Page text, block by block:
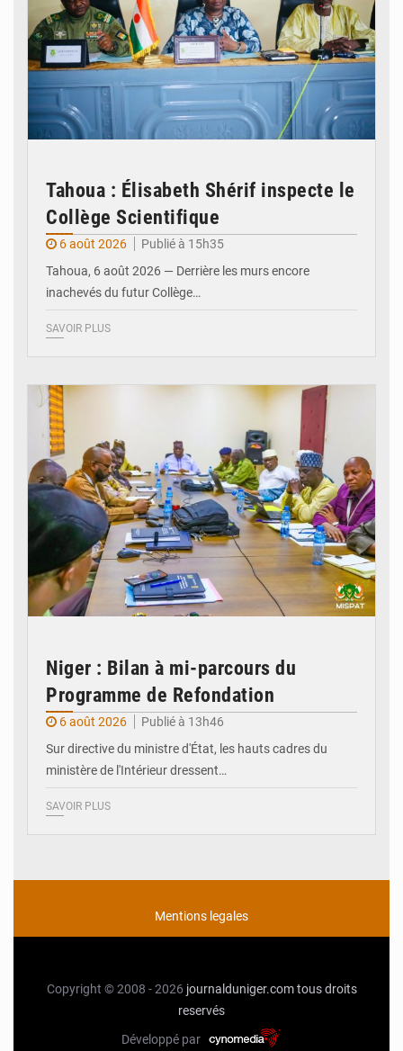
Tahoua : Élisabeth Shérif inspecte le
Collège Scientifique
6 août 2026
Publié à 15h35
Tahoua, 6 août 2026 — Derrière les murs encore
inachevés du futur Collège…
SAVOIR PLUS
Niger : Bilan à mi-parcours du
Programme de Refondation
6 août 2026
Publié à 13h46
Sur directive du ministre d'État, les hauts cadres du
ministère de l'Intérieur dressent…
SAVOIR PLUS
Mentions legales
Copyright © 2008 - 2026 journalduniger.com tous droits
reservés
Développé par